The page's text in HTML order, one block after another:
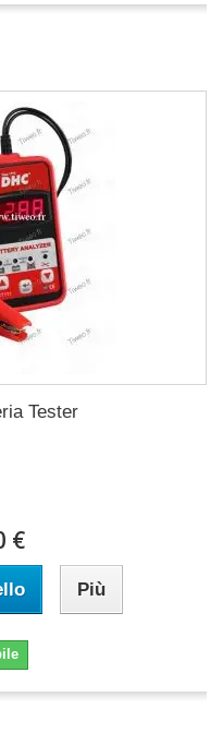
Tester
€
Più